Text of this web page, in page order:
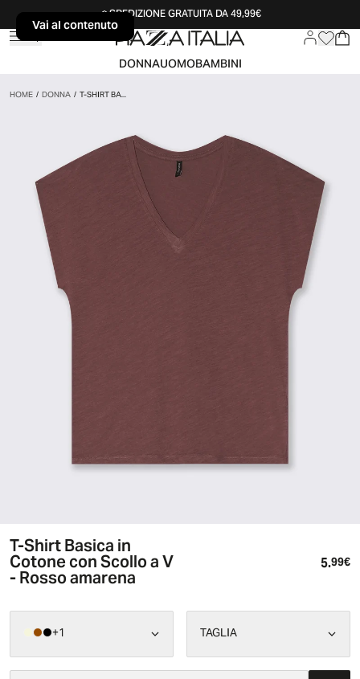
Vai al contenutoSPEDIZIONE GRATUITA DA 49,99€
DONNAUOMOBAMBINI
HOME/DONNA/T-SHIRT BA...
T-Shirt Basica in
Cotone con Scollo a V
- Rosso amarena 5.99€
+1 TAGLIA
Vai al contenuto